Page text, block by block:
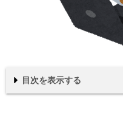
目次を表示する
Local ver5.xの画面説明